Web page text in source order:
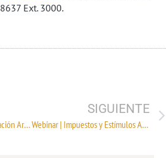
8637 Ext. 3000.
Taller Presencial – Clasificación Arancelaria de la Sección XI “Materias Textiles y sus Manufacturas” de la Tigie
SIGUIENTE
Webinar | Impuestos y Estímulos Ambientales en el Edo. Méx.